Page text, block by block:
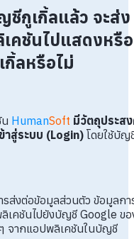
ชีกูเกิ้ลแล้ว จะส่ง
คชันไปแสดงหรือ
กิ้ลหรือไม่
HumanSoft มีวัตถุประส
าสู่ระบบ (Login)โดยใช้บัญ
รส่งต่อข้อมูลส่วนตัว ข้อมูลกา
เคชันไปยังบัญชี Google ขอ
จากแอปพลิเคชันในบัญชี